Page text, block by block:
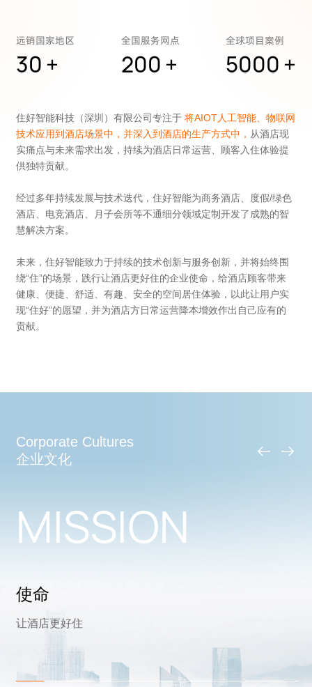
远销国家地区
30+
全国服务网点
200+
全球项目案例
5000+
住好智能科技（深圳）有限公司专注于将AIOT人工智能、物联网
技术应用到酒店场景中，并深入到酒店的生产方式中， 从酒店现
实痛点与未来需求出发，持续为酒店日常运营、顾客入住体验提
供独特贡献。
经过多年持续发展与技术迭代，住好智能为商务酒店、度假/绿色
酒店、电竞酒店、月子会所等不通细分领域定制开发了成熟的智
慧解决方案。
未来，住好智能致力于持续的技术创新与服务创新，并将始终围
绕“住”的场景，践行让酒店更好住的企业使命，给酒店顾客带来
健康、便捷、舒适、有趣、安全的空间居住体验，以此让用户实
现“住好”的愿望，并为酒店方日常运营降本增效作出自己应有的
贡献。
Corporate Cultures
企业文化
MISSION
使命
让酒店更好住